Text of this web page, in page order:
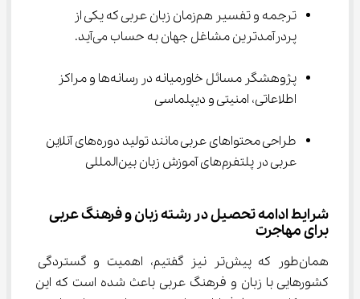
ترجمه و تفسیر هم‌زمان زبان عربی که یکی از
پردرآمدترین مشاغل جهان به حساب می‌آید.
پژوهشگر مسائل خاورمیانه در رسانه‌ها و مراکز
اطلاعاتی، امنیتی و دیپلماسی
طراحی محتواهای عربی مانند تولید دوره‌های آنلاین
عربی در پلتفرم‌های آموزش زبان بین‌المللی
شرایط ادامه تحصیل در رشته زبان و فرهنگ عربی
برای مهاجرت
همان‌طور که پیش‌تر نیز گفتیم، اهمیت و گستردگی
کشورهایی با زبان و فرهنگ عربی باعث شده است که این